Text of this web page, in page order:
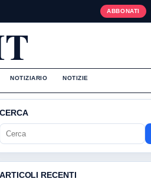
ABBONATI
NOTIZIARIO NOTIZIE
CERCA
ARTICOLI RECENTI